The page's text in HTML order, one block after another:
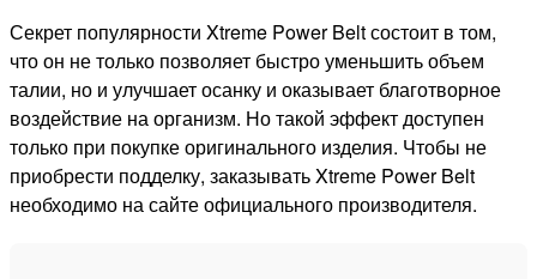
Секрет популярности Xtreme Power Belt состоит в том,
что он не только позволяет быстро уменьшить объем
талии, но и улучшает осанку и оказывает благотворное
воздействие на организм. Но такой эффект доступен
только при покупке оригинального изделия. Чтобы не
приобрести подделку, заказывать Xtreme Power Belt
необходимо на сайте официального производителя.